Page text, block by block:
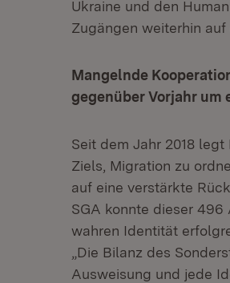
Ukraine und den
Zugängen weiterhin auf
Mangelnde
gegenüber Vorjahr um
Seit dem Jahr 2018
Ziels, Migration zu
auf eine verstärkte
SGA konnte dieser
wahren Identität
„Die Bilanz des
Ausweisung und jede